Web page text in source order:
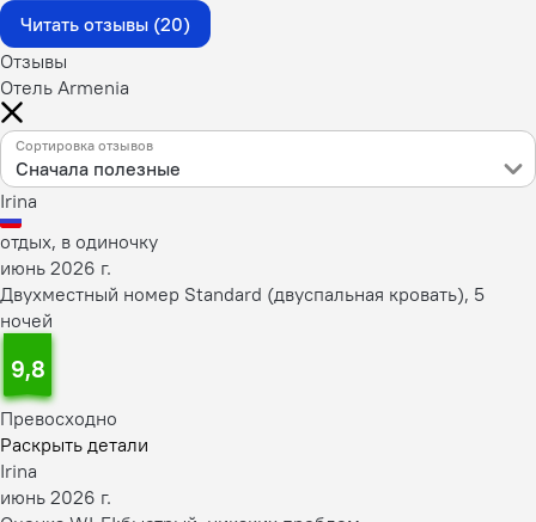
Читать отзывы (20)
Отзывы
Отель Armenia
Сортировка отзывов
Сначала полезные
Irina
отдых, в одиночку
июнь 2026 г.
Двухместный номер Standard (двуспальная кровать), 5
ночей
9,8
Превосходно
Раскрыть детали
Irina
июнь 2026 г.